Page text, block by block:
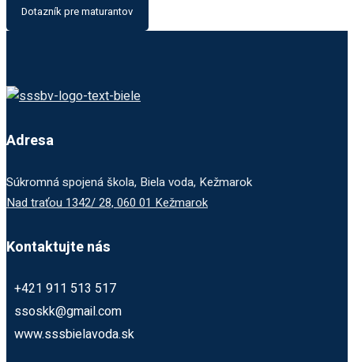
Dotazník pre maturantov
Adresa
Súkromná spojená škola, Biela voda, Kežmarok
Nad traťou 1342/ 28, 060 01 Kežmarok
Kontaktujte nás
+421 911 513 517
ssoskk@gmail.com
www.sssbielavoda.sk